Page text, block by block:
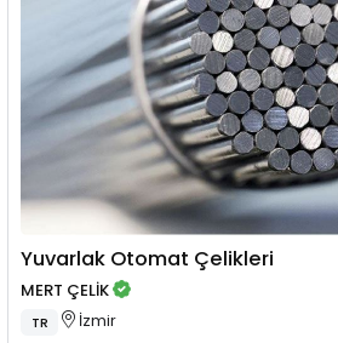
Yuvarlak Otomat Çelikleri
MERT ÇELİK
TR İzmir